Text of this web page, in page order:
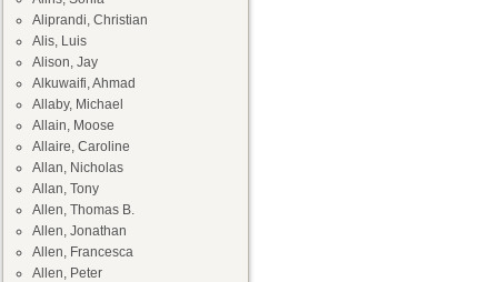
Aliprandi, Christian
Alis, Luis
Alison, Jay
Alkuwaifi, Ahmad
Allaby, Michael
Allain, Moose
Allaire, Caroline
Allan, Nicholas
Allan, Tony
Allen, Thomas B.
Allen, Jonathan
Allen, Francesca
Allen, Peter